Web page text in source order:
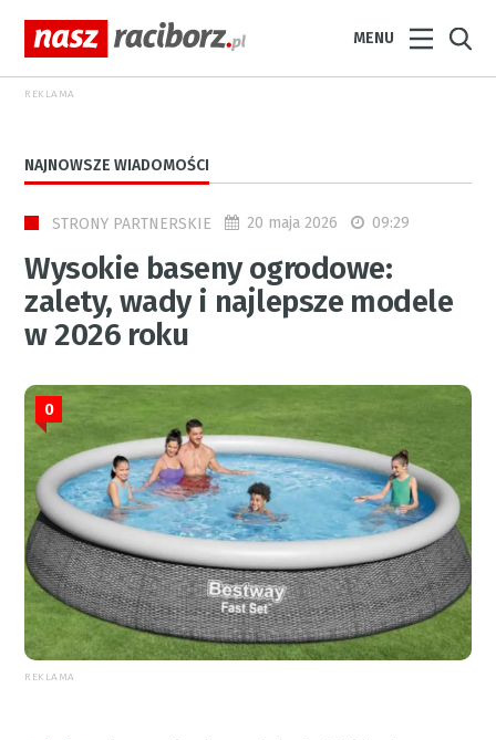
MENU
REKLAMA
NAJNOWSZE WIADOMOŚCI
STRONY PARTNERSKIE 20 maja 2026 09:29
Wysokie baseny ogrodowe:
zalety, wady i najlepsze modele
w 2026 roku
0
REKLAMA